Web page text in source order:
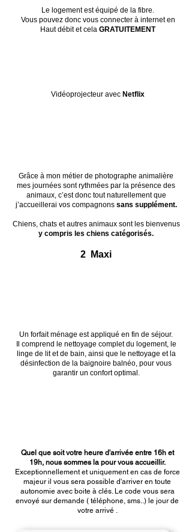
Le logement est équipé de la fibre.
Vous pouvez donc vous connecter à internet en
Haut débit et cela GRATUITEMENT
Vidéoprojecteur avec Netflix
Grâce à mon métier de photographe animalière
mes journées sont rythmées par la présence des
animaux, c’est donc tout naturellement que
j’accueillerai vos compagnons sans supplément.
Chiens, chats et autres animaux sont les bienvenus
y compris les chiens catégorisés.
2 Maxi
Un forfait ménage est appliqué en fin de séjour.
Il comprend le nettoyage complet du logement, le
linge de lit et de bain, ainsi que le nettoyage et la
désinfection de la baignoire balnéo, pour vous
garantir un confort optimal.
Quel que soit votre heure d'arrivée entre 16h et
19h, nous sommes la pour vous accueillir.
Exceptionnellement et uniquement en cas de force
majeur il vous sera possible d'arriver en toute
autonomie avec boite à clés. Le code vous sera
envoyé sur demande ( téléphone, sms..) le jour de
votre arrivé .